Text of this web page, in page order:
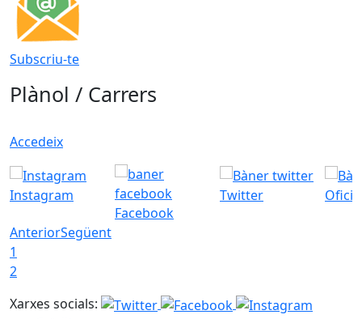
Subscriu-te
Plànol / Carrers
Accedeix
Instagram
Facebook
Twitter
AnteriorSegüent
1
2
Xarxes socials: